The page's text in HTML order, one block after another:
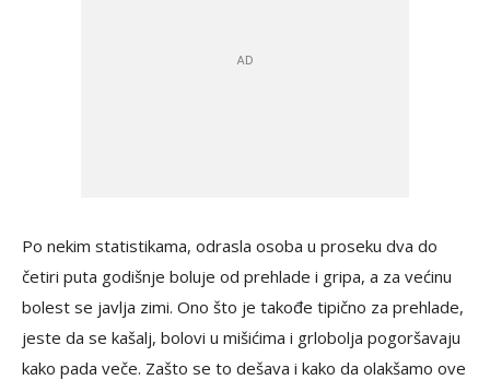
Po nekim statistikama, odrasla osoba u proseku dva do
četiri puta godišnje boluje od ​​prehlade i gripa, a za većinu
bolest se javlja zimi. Ono što je takođe tipično za prehlade,
jeste da se kašalj, bolovi u mišićima i grlobolja pogoršavaju
kako pada veče. Zašto se to dešava i kako da olakšamo ove